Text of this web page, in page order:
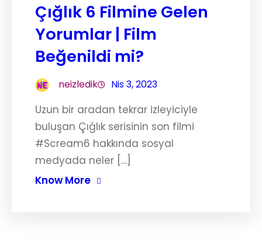
Çığlık 6 Filmine Gelen
Yorumlar | Film
Beğenildi mi?
neizledik Nis 3, 2023
Uzun bir aradan tekrar izleyiciyle
buluşan Çığlık serisinin son filmi
#Scream6 hakkında sosyal
medyada neler […]
Know More